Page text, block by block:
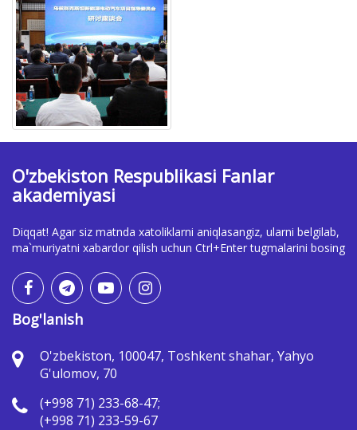
O'zbekiston Respublikasi Fanlar
akademiyasi
Diqqat! Agar siz matnda xatoliklarni aniqlasangiz, ularni belgilab,
ma`muriyatni xabardor qilish uchun Ctrl+Enter tugmalarini bosing
Bog'lanish
O'zbekiston, 100047, Toshkent shahar, Yahyo
G'ulomov, 70
(+998 71) 233-68-47;
(+998 71) 233-59-67